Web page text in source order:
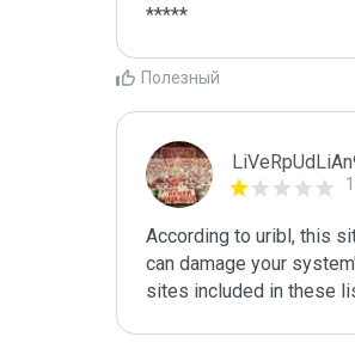
*****
Полезный
According to uribl, this
can damage your
sites included in these